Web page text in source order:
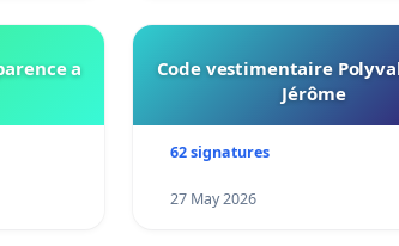
a
Code vestimentaire
Jérôme
62 signatures
27 May 2026